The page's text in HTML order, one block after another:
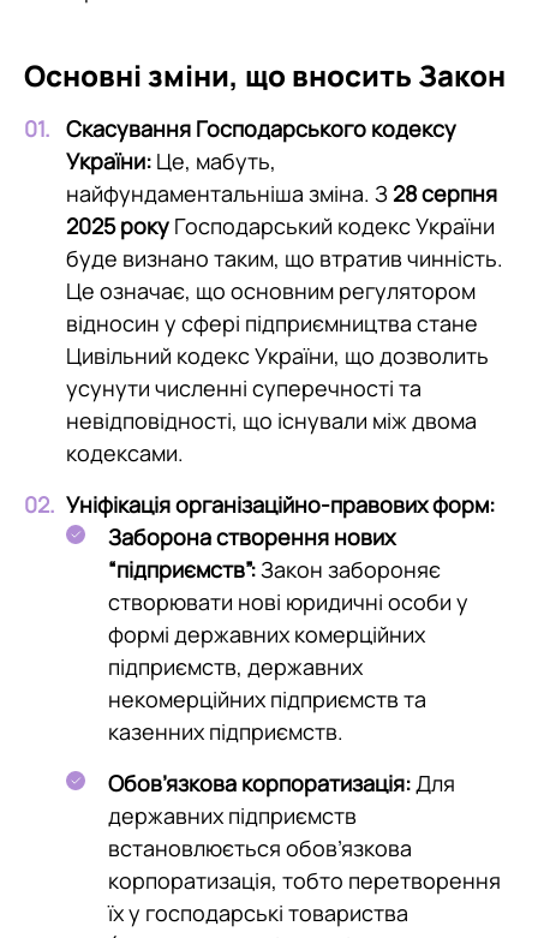
Основні зміни, що вносить Закон
Скасування Господарського кодексу
України: Це, мабуть,
найфундаментальніша зміна. З 28 серпня
2025 року Господарський кодекс України
буде визнано таким, що втратив чинність.
Це означає, що основним регулятором
відносин у сфері підприємництва стане
Цивільний кодекс України, що дозволить
усунути численні суперечності та
невідповідності, що існували між двома
кодексами.
Уніфікація організаційно-правових форм:
Заборона створення нових
“підприємств”:Закон забороняє
створювати нові юридичні особи у
формі державних комерційних
підприємств, державних
некомерційних підприємств та
казенних підприємств.
Обов’язкова корпоратизація:Для
державних підприємств
встановлюється обов’язкова
корпоратизація, тобто перетворення
їх у господарські товариства